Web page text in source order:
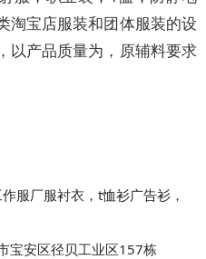
淘宝店服装和团体服装的设
以产品质量为，原辅料要求
服厂服衬衣，t恤衫广告衫，
宝安区径贝工业区157栋